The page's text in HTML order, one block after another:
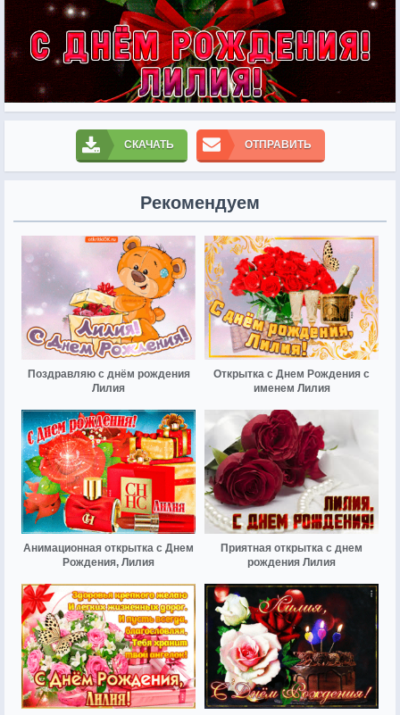
СКАЧАТЬ ОТПРАВИТЬ
Рекомендуем
Поздравляю с днём рождения
Лилия
Открытка с Днем Рождения с
именем Лилия
Анимационная открытка с Днем
Рождения, Лилия
Приятная открытка с днем
рождения Лилия